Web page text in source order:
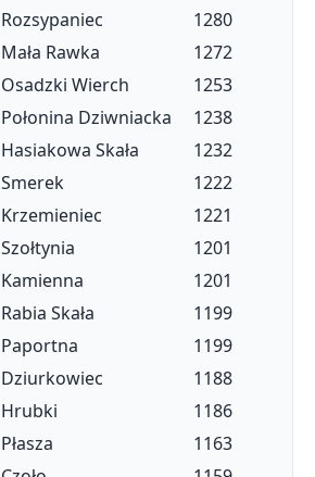
Rozsypaniec
1280
Mała Rawka
1272
Osadzki Wierch
1253
Połonina Dziwniacka
1238
Hasiakowa Skała
1232
Smerek
1222
Krzemieniec
1221
Szołtynia
1201
Kamienna
1201
Rabia Skała
1199
Paportna
1199
Dziurkowiec
1188
Hrubki
1186
Płasza
1163